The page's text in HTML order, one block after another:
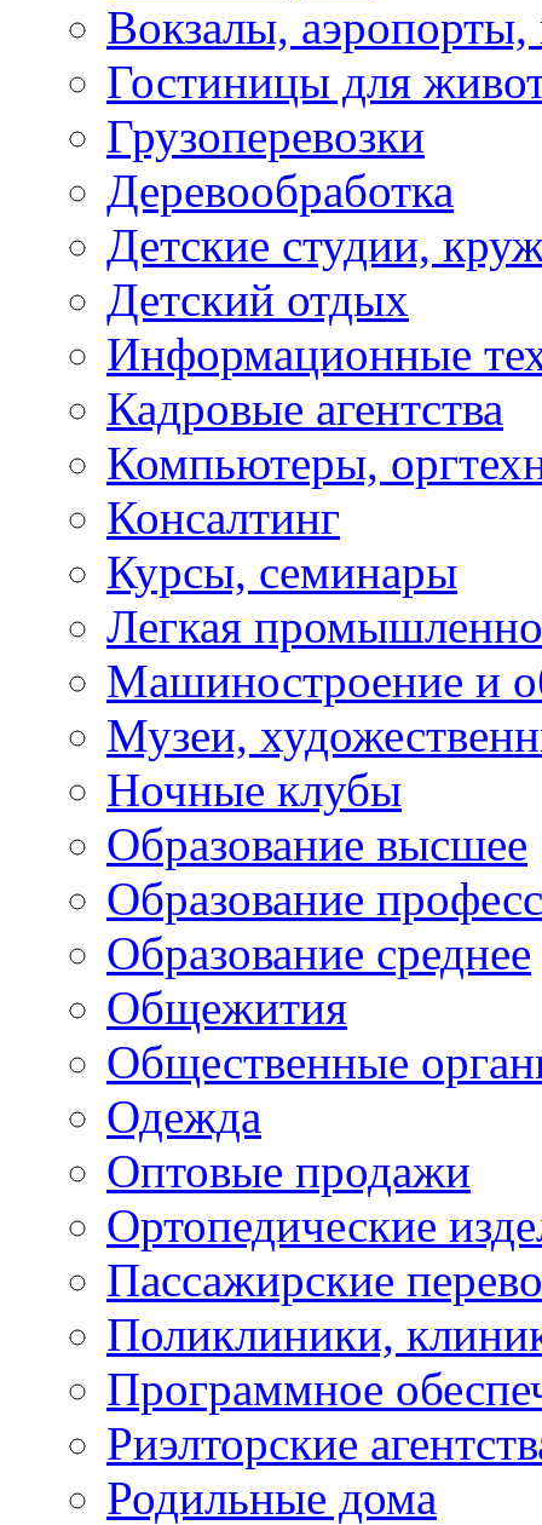
Вокзалы,
Гостиницы для
Грузоперевозки
Деревообработка
Детские студии,
Детский отдых
Информационные
Кадровые агентства
Компьютеры,
Консалтинг
Курсы, семинары
Легкая
Машиностроение и
Музеи,
Ночные клубы
Образование высшее
Образование
Образование среднее
Общежития
Общественные
Одежда
Оптовые продажи
Ортопедические
Пассажирские
Поликлиники,
Программное
Риэлторские
Родильные дома